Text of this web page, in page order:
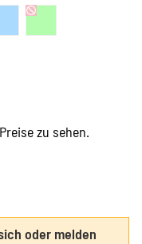
zu sehen.
oder melden